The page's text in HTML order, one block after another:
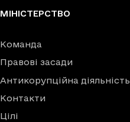
МІНІСТЕРСТВО
Команда
Правові засади
Антикорупційна діяльність
Контакти
Цілі